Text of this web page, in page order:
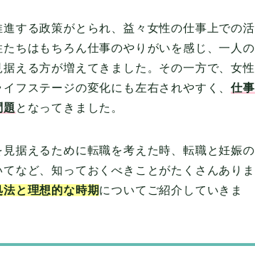
する政策がとられ、益々女性の仕事上での活
ちはもちろん仕事のやりがいを感じ、一人の
える方が増えてきました。その一方で、女性
フステージの変化にも左右されやすく、仕事
題 となってきました。
据えるために転職を考えた時、転職と妊娠の
など、知っておくべきことがたくさんありま
と理想的な時期についてご紹介していきま